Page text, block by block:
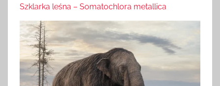
Szklarka leśna – Somatochlora metallica